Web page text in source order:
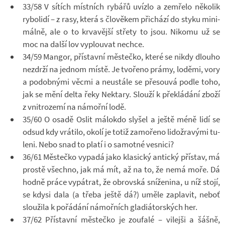
33/58 V sí­tích míst­ních ry­bářů uvízlo a ze­mřelo ně­ko­lik
ry­bo­lidí – z rasy, která s člo­vě­kem při­chází do styku mi­ni­
málně, ale o to kr­va­vější střety to jsou. Ni­komu už se
moc na další lov vy­plou­vat ne­chce.
34/59 Man­gor, pří­stavní měs­tečko, které se nikdy dlouho
ne­zdrží na jed­nom místě. Je tvo­řeno prámy, lo­děmi, vory
a po­dob­nými věcmi a ne­u­stále se pře­souvá podle toho,
jak se mění delta řeky Nek­tary. Slouží k pře­klá­dání zboží
z vni­t­ro­zemí na ná­mořní lodě.
35/60 O osadě Oslit má­lo­kdo sly­šel a ještě méně lidí se
odsud kdy vrá­tilo, okolí je totiž za­mo­řeno li­do­žra­vými tu­
leni. Nebo snad to platí i o sa­motné ves­nici?
36/61 Měs­tečko vy­padá jako kla­sický an­tický pří­stav, má
prostě všechno, jak má mít, až na to, že nemá moře. Dá
hodně práce vy­pá­t­rat, že ob­rov­ská sní­že­nina, u níž stojí,
se kdysi dala (a třeba ještě dá?) uměle za­pla­vit, neboť
slou­žila k po­řá­dání ná­moř­ních gla­di­á­tor­ských her.
37/62 Pří­stavní měs­tečko je zou­falé – vi­lejši a šášně,